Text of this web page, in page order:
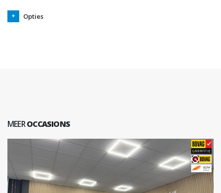
Opties
MEEROCCASIONS